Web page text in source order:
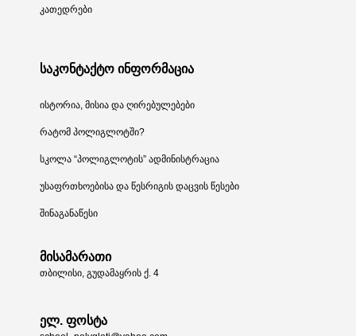
კათედრები
საკონტაქტო ინფორმაცია
ისტორია, მისია და ღირებულებები
რატომ პოლიგლოტში?
სკოლა “პოლიგლოტის” ადმინისტრაცია
უსაფრთხოებისა და წესრიგის დაცვის წესები
შინაგანაწესი
მისამარათი
თბილისი, გუდამაყრის ქ. 4
ელ. ფოსტა